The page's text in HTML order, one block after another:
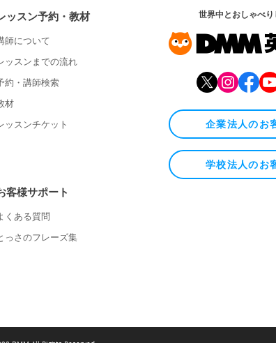
ッスン予約・教材
師について
ッスンまでの流れ
約・講師検索
材
ッスンチケット
客様サポート
くある質問
っさのフレーズ集
世界中とおしゃべり
企業法人のお
学校法人のお